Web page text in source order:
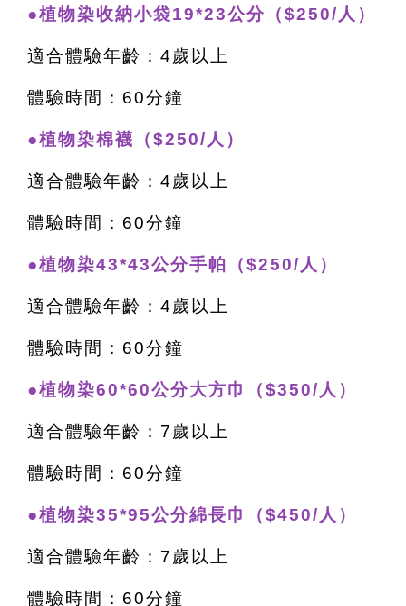
●植物染收納小袋19*23公分（$250/人）
適合體驗年齡：4歲以上
體驗時間：60分鐘
●植物染棉襪（$250/人）
適合體驗年齡：4歲以上
體驗時間：60分鐘
●植物染43*43公分手帕（$250/人）
適合體驗年齡：4歲以上
體驗時間：60分鐘
●植物染60*60公分大方巾（$350/人）
適合體驗年齡：7歲以上
體驗時間：60分鐘
●植物染35*95公分綿長巾（$450/人）
適合體驗年齡：7歲以上
體驗時間：60分鐘